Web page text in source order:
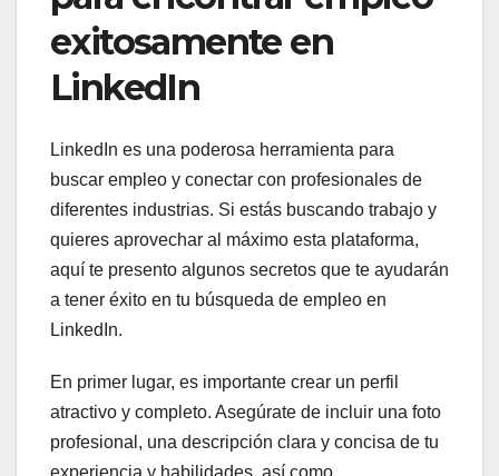
exitosamente en
LinkedIn
LinkedIn es una poderosa herramienta para
buscar empleo y conectar con profesionales de
diferentes industrias. Si estás buscando trabajo y
quieres aprovechar al máximo esta plataforma,
aquí te presento algunos secretos que te ayudarán
a tener éxito en tu búsqueda de empleo en
LinkedIn.
En primer lugar, es importante crear un perfil
atractivo y completo. Asegúrate de incluir una foto
profesional, una descripción clara y concisa de tu